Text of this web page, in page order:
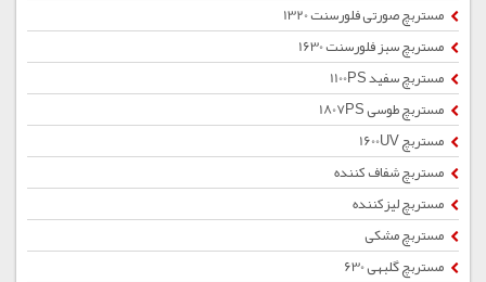
مستربچ صورتی فلورسنت 1320
مستربچ سبز فلورسنت 1630
مستربچ سفید 1100PS
مستربچ طوسی 1807PS
مستربچ 1600UV
مستربچ شفاف کننده
مستربچ لیزکننده
مستربچ مشکی
مستربچ گلبهی 630